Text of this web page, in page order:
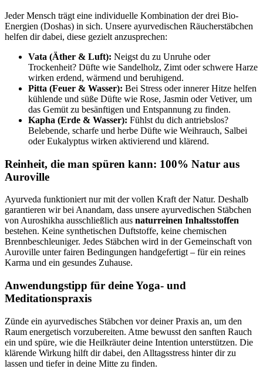
Jeder Mensch trägt eine individuelle Kombination der drei Bio-
Energien (Doshas) in sich. Unsere ayurvedischen Räucherstäbchen
helfen dir dabei, diese gezielt anzusprechen:
Vata (Äther & Luft): Neigst du zu Unruhe oder
Trockenheit? Düfte wie Sandelholz, Zimt oder schwere Harze
wirken erdend, wärmend und beruhigend.
Pitta (Feuer & Wasser): Bei Stress oder innerer Hitze helfen
kühlende und süße Düfte wie Rose, Jasmin oder Vetiver, um
das Gemüt zu besänftigen und Entspannung zu finden.
Kapha (Erde & Wasser): Fühlst du dich antriebslos?
Belebende, scharfe und herbe Düfte wie Weihrauch, Salbei
oder Eukalyptus wirken aktivierend und klärend.
Reinheit, die man spüren kann: 100% Natur aus
Auroville
Ayurveda funktioniert nur mit der vollen Kraft der Natur. Deshalb
garantieren wir bei Anandam, dass unsere ayurvedischen Stäbchen
von Auroshikha ausschließlich aus naturreinen Inhaltsstoffen
bestehen. Keine synthetischen Duftstoffe, keine chemischen
Brennbeschleuniger. Jedes Stäbchen wird in der Gemeinschaft von
Auroville unter fairen Bedingungen handgefertigt – für ein reines
Karma und ein gesundes Zuhause.
Anwendungstipp für deine Yoga- und
Meditationspraxis
Zünde ein ayurvedisches Stäbchen vor deiner Praxis an, um den
Raum energetisch vorzubereiten. Atme bewusst den sanften Rauch
ein und spüre, wie die Heilkräuter deine Intention unterstützen. Die
klärende Wirkung hilft dir dabei, den Alltagsstress hinter dir zu
lassen und tiefer in deine Mitte zu finden.